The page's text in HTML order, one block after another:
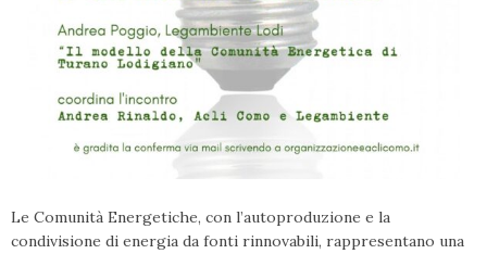
Le Comunità Energetiche, con l’autoproduzione e la
condivisione di energia da fonti rinnovabili, rappresentano una